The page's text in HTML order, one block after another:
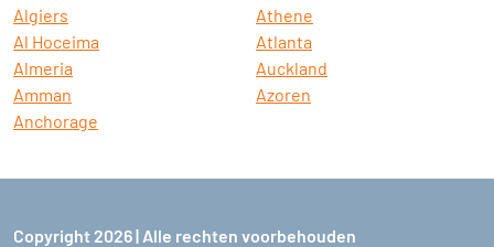
Algiers
Al Hoceima
Almeria
Amman
Anchorage
Athene
Atlanta
Auckland
Azoren
Copyright 2026 | Alle rechten voorbehouden